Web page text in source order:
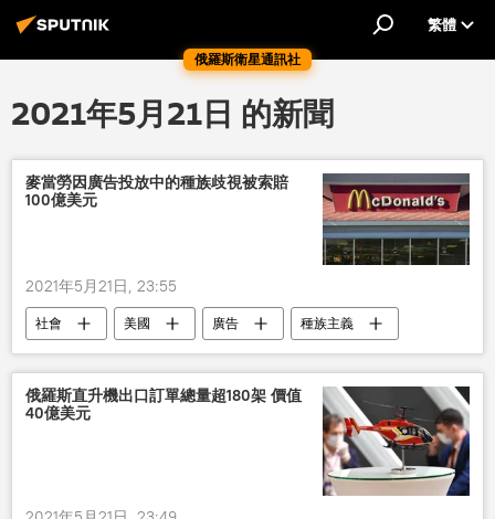
俄羅斯衛星通訊社
繁體
2021年5月21日 的新聞
麥當勞因廣告投放中的種族歧視被索賠
100億美元
2021年5月21日, 23:55
社會 美國 廣告
種族主義
麥當勞
俄羅斯直升機出口訂單總量超180架 價值
40億美元